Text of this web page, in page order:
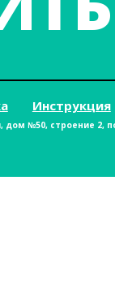
Инструкция
дом №50, строение 2,